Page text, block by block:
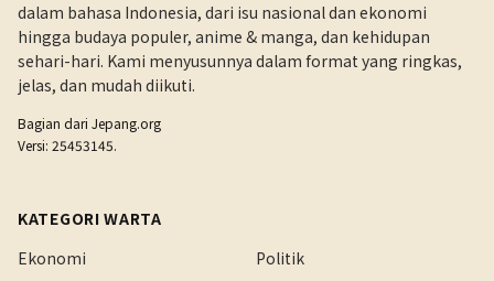
dalam bahasa Indonesia, dari isu nasional dan ekonomi
hingga budaya populer, anime & manga, dan kehidupan
sehari-hari. Kami menyusunnya dalam format yang ringkas,
jelas, dan mudah diikuti.
Bagian dari Jepang.org
Versi: 25453145.
KATEGORI WARTA
Ekonomi
Politik